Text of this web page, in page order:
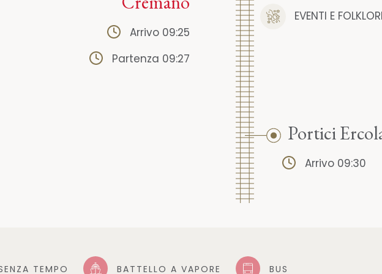
EVENTI E
Arrivo 09:25
Partenza 09:27
Portici
Arrivo 09:30
TEMPO BATTELLO A VAPORE BUS